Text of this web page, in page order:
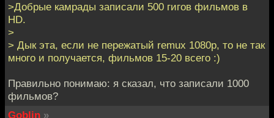
>Добрые камрады записали 500 гигов фильмов в
HD.
>
> Дык эта, если не пережатый remux 1080p, то не так
много и получается, фильмов 15-20 всего :)
Правильно понимаю: я сказал, что записали 1000
фильмов?
Goblin »